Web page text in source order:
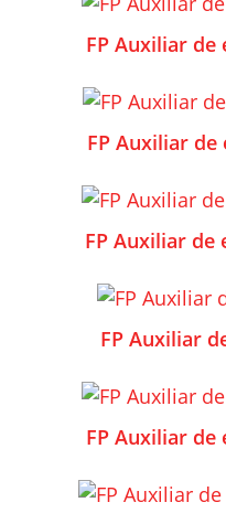
FP Auxiliar
FP Auxiliar
FP Auxiliar
FP Auxiliar
FP Auxiliar de